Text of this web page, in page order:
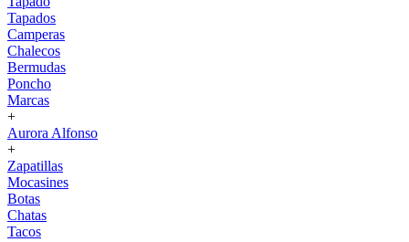
Tapados
Camperas
Chalecos
Bermudas
Poncho
Marcas
+
Aurora Alfonso
+
Zapatillas
Mocasines
Botas
Chatas
Tacos